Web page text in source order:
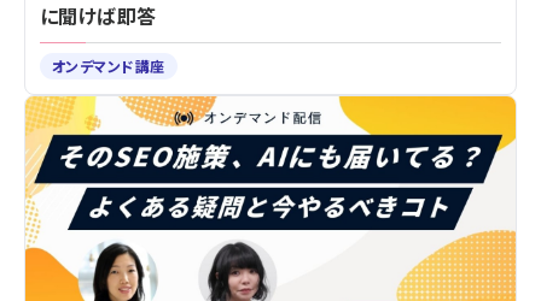
に聞けば即答
オンデマンド講座